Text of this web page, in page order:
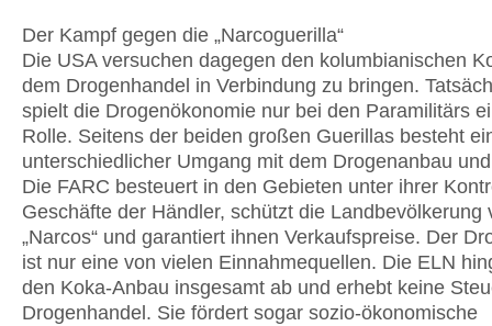
Der Kampf gegen die „Narcoguerilla“
Die USA versuchen dagegen den kolumbianischen
dem Drogenhandel in Verbindung zu bringen.
spielt die Drogenökonomie nur bei den Paramilitärs
Rolle. Seitens der beiden großen Guerillas besteht
unterschiedlicher Umgang mit dem Drogenanbau
Die FARC besteuert in den Gebieten unter ihrer
Geschäfte der Händler, schützt die Landbevölkerung
„Narcos“ und garantiert ihnen Verkaufspreise. Der
ist nur eine von vielen Einnahmequellen. Die ELN
den Koka-Anbau insgesamt ab und erhebt keine
Drogenhandel. Sie fördert sogar sozio-ökonomische